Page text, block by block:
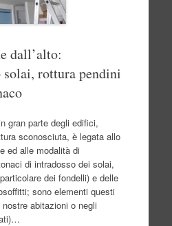
dall’alto:
solai, rottura pendini
gran parte degli edifici,
sconosciuta, è legata allo
ed alle modalità di
di intradosso dei solai,
dei fondelli) e delle
sono elementi questi
abitazioni o negli